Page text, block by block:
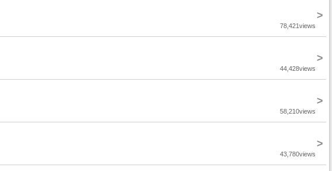
>
78,421views
>
44,428views
>
58,210views
>
43,780views